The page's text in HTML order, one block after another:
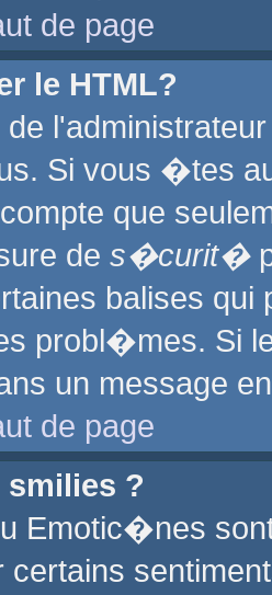
de page
le HTML?
Si vous �tes
que
de s�curit�
balises
probl�mes. Si
un message
de page
smilies ?
Emotic�nes
certains